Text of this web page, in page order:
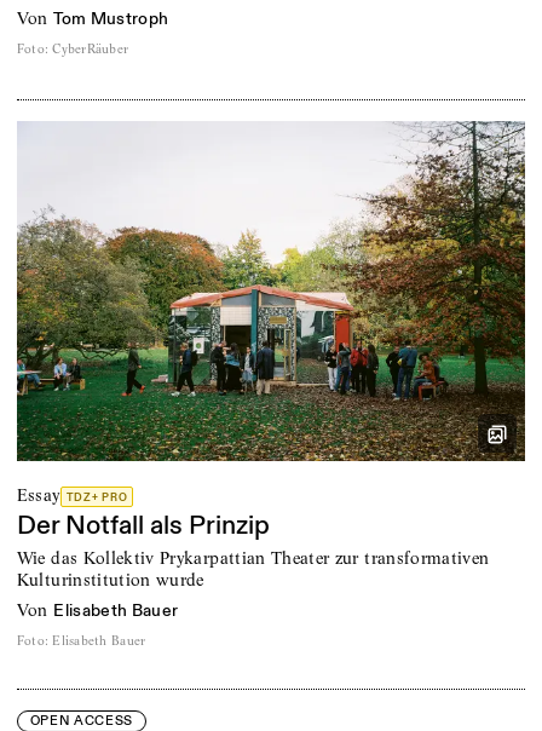
von Tom Mustroph
Foto: CyberRäuber
Essay TDZ+ PRO
Der Notfall als Prinzip
Wie das Kollektiv Prykarpattian Theater zur transformativen
Kulturinstitution wurde
von Elisabeth Bauer
Foto: Elisabeth Bauer
OPEN ACCESS